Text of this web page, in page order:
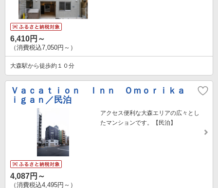
6,410円～
（消費税込7,050円～）
大森駅から徒歩約１０分
Ｖａｃａｔｉｏｎ Ｉｎｎ Ｏｍｏｒｉｋａ
ｉｇａｎ／民泊
アクセス便利な大森エリアの広々とし
たマンションです。【民泊】
4,087円～
（消費税込4,495円～）